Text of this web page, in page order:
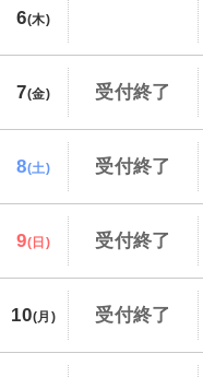
6(木)
7(金) 受付終了
8(土) 受付終了
9(日) 受付終了
10(月) 受付終了